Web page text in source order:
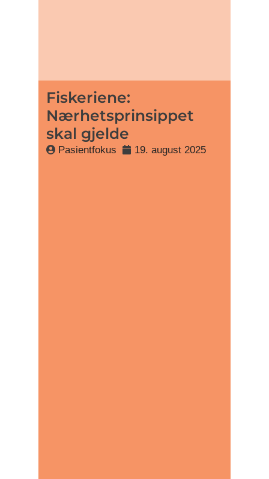
Fiskeriene:
Nærhetsprinsippet
skal gjelde
Pasientfokus 19. august 2025